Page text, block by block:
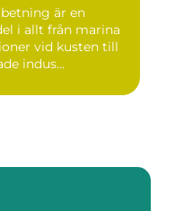
är en
i allt från marina
vid kusten till
indus...